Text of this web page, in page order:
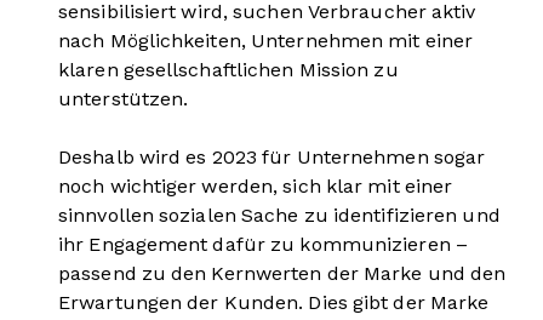
sensibilisiert wird, suchen Verbraucher aktiv
nach Möglichkeiten, Unternehmen mit einer
klaren gesellschaftlichen Mission zu
unterstützen.
Deshalb wird es 2023 für Unternehmen sogar
noch wichtiger werden, sich klar mit einer
sinnvollen sozialen Sache zu identifizieren und
ihr Engagement dafür zu kommunizieren –
passend zu den Kernwerten der Marke und den
Erwartungen der Kunden. Dies gibt der Marke